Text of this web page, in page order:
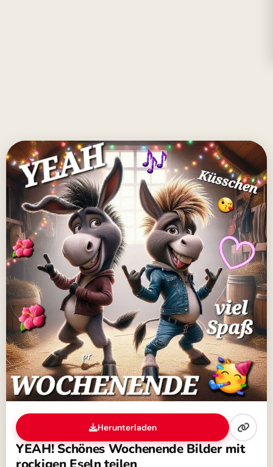
Herunterladen
YEAH! Schönes Wochenende Bilder mit